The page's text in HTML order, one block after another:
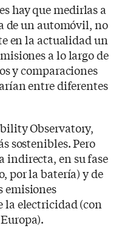
hay que medirlas a
de un automóvil, no
en la actualidad un
a lo largo de
y comparaciones
entre diferentes
Observatory,
sostenibles. Pero
indirecta, en su fase
por la batería) y de
emisiones
la electricidad (con